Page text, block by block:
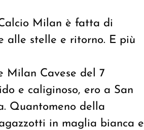
Milan è fatta di
alle stelle e ritorno. E più
Milan Cavese del 7
e caliginoso, ero a San
Quantomeno della
in maglia bianca e